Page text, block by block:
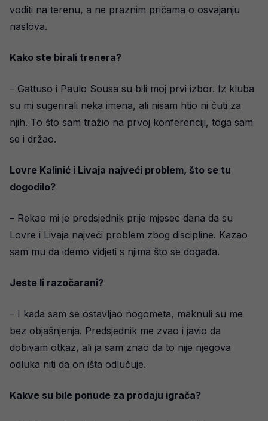
voditi na terenu, a ne praznim pričama o osvajanju
naslova.
Kako ste birali trenera?
– Gattuso i Paulo Sousa su bili moj prvi izbor. Iz kluba
su mi sugerirali neka imena, ali nisam htio ni čuti za
njih. To što sam tražio na prvoj konferenciji, toga sam
se i držao.
Lovre Kalinić i Livaja najveći problem, što se tu
dogodilo?
– Rekao mi je predsjednik prije mjesec dana da su
Lovre i Livaja najveći problem zbog discipline. Kazao
sam mu da idemo vidjeti s njima što se događa.
Jeste li razočarani?
– I kada sam se ostavljao nogometa, maknuli su me
bez objašnjenja. Predsjednik me zvao i javio da
dobivam otkaz, ali ja sam znao da to nije njegova
odluka niti da on išta odlučuje.
Kakve su bile ponude za prodaju igrača?